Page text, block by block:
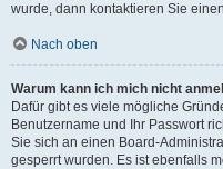
wurde, dann kontaktieren Sie
Nach oben
Warum kann ich mich nicht
Dafür gibt es viele mögliche
Benutzername und Ihr Passwort
Sie sich an einen Board-
gesperrt wurden. Es ist ebenfalls